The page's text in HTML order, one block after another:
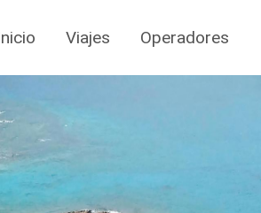
Viajes Operadores